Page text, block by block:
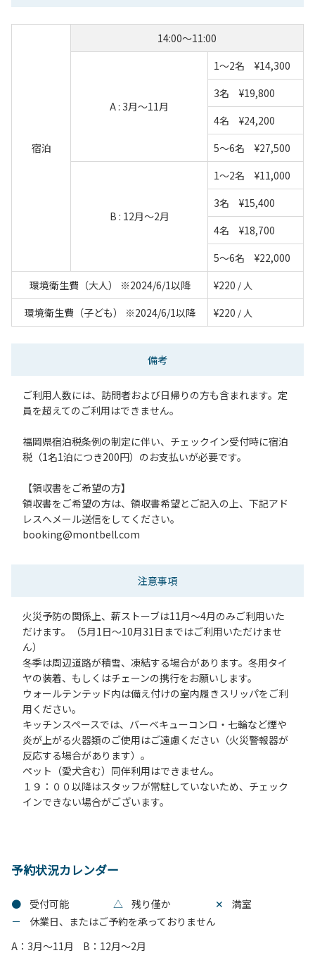
宿泊
14:00～11:00
A : 3月～11月
1～2名 ¥14,300
3名 ¥19,800
4名 ¥24,200
5～6名 ¥27,500
B : 12月～2月
1～2名 ¥11,000
3名 ¥15,400
4名 ¥18,700
5～6名 ¥22,000
環境衛生費（大人） ※2024/6/1以降
¥220 / 人
環境衛生費（子ども） ※2024/6/1以降 ¥220 / 人
備考
ご利用人数には、訪問者および日帰りの方も含まれます。定
員を超えてのご利用はできません。
福岡県宿泊税条例の制定に伴い、チェックイン受付時に宿泊
税（1名1泊につき200円）のお支払いが必要です。
【領収書をご希望の方】
領収書をご希望の方は、領収書希望とご記入の上、下記アド
レスへメール送信をしてください。
booking@montbell.com
注意事項
火災予防の関係上、薪ストーブは11月～4月のみご利用いた
だけます。（5月1日～10月31日まではご利用いただけませ
ん）
冬季は周辺道路が積雪、凍結する場合があります。冬用タイ
ヤの装着、もしくはチェーンの携行をお願いします。
ウォールテンテッド内は備え付けの室内履きスリッパをご利
用ください。
キッチンスペースでは、バーベキューコンロ・七輪など煙や
炎が上がる火器類のご使用はご遠慮ください（火災警報器が
反応する場合があります）。
ペット（愛犬含む）同伴利用はできません。
１９：００以降はスタッフが常駐していないため、チェック
インできない場合がございます。
予約状況カレンダー
● 受付可能 △ 残り僅か ✕
満室
－
休業日、またはご予約を承っておりません
A：3月～11月
B：12月～2月